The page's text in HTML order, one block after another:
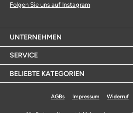
Folgen Sie uns auf Instagram
UNTERNEHMEN
SERVICE
BELIEBTE KATEGORIEN
AGBs Impressum Widerruf